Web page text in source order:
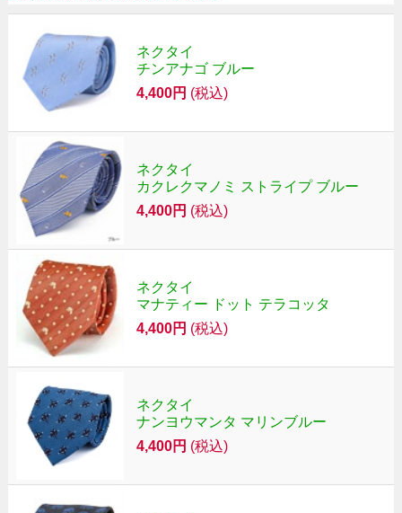
ネクタイ
チンアナゴ ブルー
4,400円 (税込)
ネクタイ
カクレクマノミ ストライプ ブルー
4,400円 (税込)
ネクタイ
マナティー ドット テラコッタ
4,400円 (税込)
ネクタイ
ナンヨウマンタ マリンブルー
4,400円 (税込)